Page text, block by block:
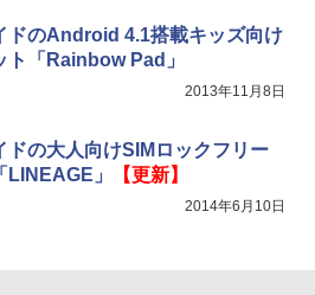
ドのAndroid 4.1搭載キッズ向け
ト「Rainbow Pad」
2013年11月8日
ドの大人向けSIMロックフリー
LINEAGE」
【更新】
2014年6月10日